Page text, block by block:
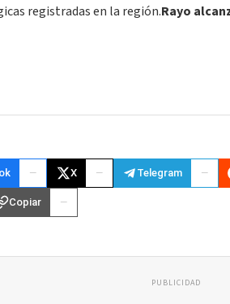
registradas en la región.Rayo
X Telegram
Copiar
PUBLICIDAD